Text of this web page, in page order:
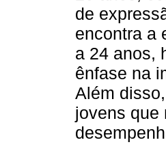
de
encontra a
a 24 anos,
ênfase na
Além
jovens que